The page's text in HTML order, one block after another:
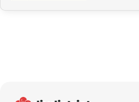
Politique de retour